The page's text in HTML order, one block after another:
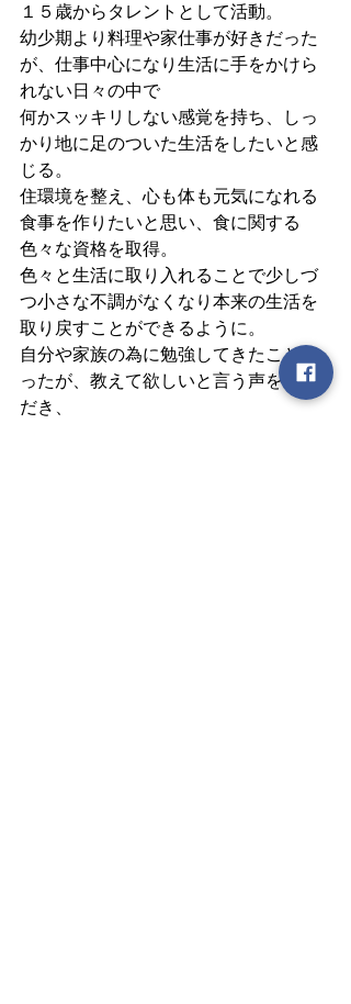
１５歳からタレントとして活動。
幼少期より料理や家仕事が好きだった
が、仕事中心になり生活に手をかけら
れない日々の中で
何かスッキリしない感覚を持ち、しっ
かり地に足のついた生活をしたいと感
じる。
住環境を整え、心も体も元気になれる
食事を作りたいと思い、食に関する
色々な資格を取得。
色々と生活に取り入れることで少しづ
つ小さな不調がなくなり本来の生活を
取り戻すことができるように。
自分や家族の為に勉強してきたことだ
ったが、教えて欲しいと言う声をいた
だき、